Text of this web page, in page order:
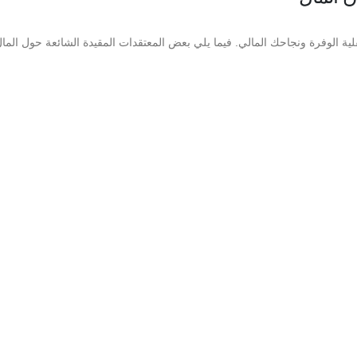
الوفرة ونجاحك المالي. فيما يلي بعض المعتقدات المقيدة الشائعة حول